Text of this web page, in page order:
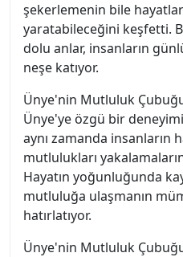
şekerlemenin bile
yaratabileceğini keşfetti.
dolu anlar, insanların
neşe katıyor.
Ünye'nin Mutluluk Çubuğu
Ünye'ye özgü bir
aynı zamanda insanların
mutlulukları
Hayatın yoğunluğunda
mutluluğa ulaşmanın
hatırlatıyor.
Ünye'nin Mutluluk